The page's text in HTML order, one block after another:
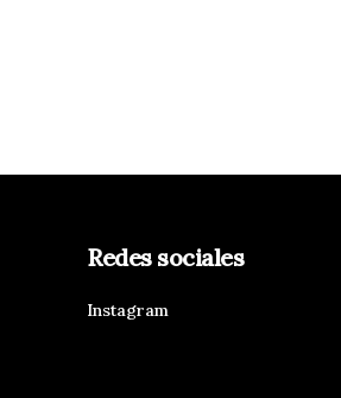
Redes sociales
Instagram